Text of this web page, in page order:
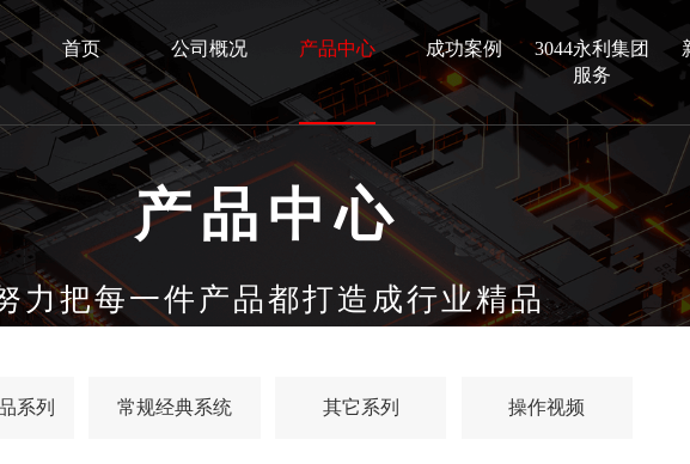
首页 公司概况 产品中心 成功案例
3044永利集团
服务
产品中心
力把每一件产品都打造成行业精品
系列 常规经典系统 其它系列 操作视频